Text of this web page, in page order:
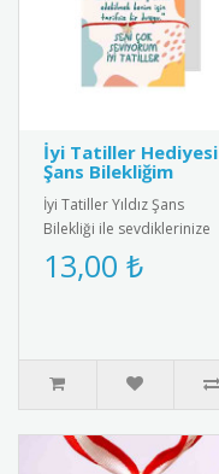
İyi Tatiller Hediyesi
Şans Bilekliğim
İyi Tatiller Yıldız Şans
Bilekliği ile sevdiklerinize
özel bir hediye verin! Tatil
ruhunu yansıtan ş..
13,00 ₺